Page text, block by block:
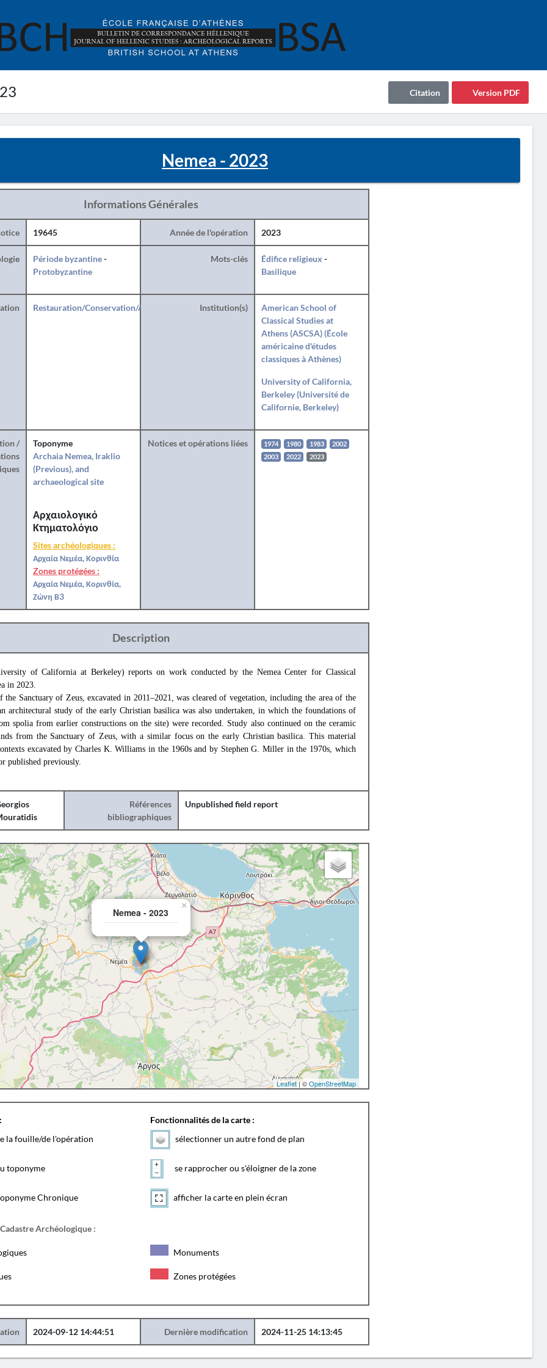
Version PDF
Citation
Nemea - 2023
Informations Générales
19645 Année de l'opération 2023
Période byzantine-
Protobyzantine
Mots-clés Édifice religieux -
Basilique
Restauration/Conservation/Anastylose Institution(s)
American School of
Classical Studies at
Athens (ASCSA) (École
américaine d'études
classiques à Athènes)
University of California,
Berkeley (Université de
Californie, Berkeley)
/
Toponyme
Archaia Nemea, Iraklio
(Previous), and
archaeological site
Αρχαιολογικό
Κτηματολόγιο
Sites archéologiques :
Αρχαία Νεμέα, Κορινθία
Zones protégées :
Αρχαία Νεμέα, Κορινθία,
Ζώνη Β3
Notices et opérations liées 1974 1980 1983
2002
2003
2022 2023
Description
of California at Berkeley) reports on work conducted by the Nemea Center for Classical
in 2023.
the Sanctuary of Zeus, excavated in 2011–2021, was cleared of vegetation, including the area of the
architectural study of the early Christian basilica was also undertaken, in which the foundations of
spolia from earlier constructions on the site) were recorded. Study also continued on the ceramic
from the Sanctuary of Zeus, with a similar focus on the early Christian basilica. This material
excavated by Charles K. Williams in the 1960s and by Stephen G. Miller in the 1970s, which
published previously.
Références
bibliographiques
Unpublished field report
Nemea - 2023
×
Leaflet| ©OpenStreetMap
la fouille/de l'opération
toponyme
Chronique
Fonctionnalités de la carte :
sélectionner un autre fond de plan
se rapprocher ou s'éloigner de la zone
afficher la carte en plein écran
Archéologique :
Monuments
Zones protégées
2024-09-12 14:44:51 Dernière modification 2024-11-25 14:13:45